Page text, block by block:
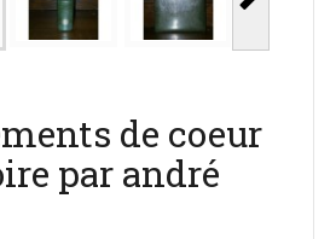
de coeur
par andré